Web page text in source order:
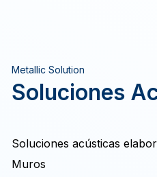
Metallic Solution
Soluciones
Soluciones acústicas
Muros